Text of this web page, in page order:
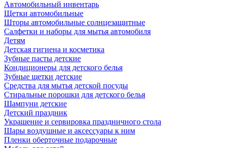
Автомобильный инвентарь
Щетки автомобильные
Шторы автомобильные солнцезащитные
Салфетки и наборы для мытья автомобиля
Детям
Детская гигиена и косметика
Зубные пасты детские
Кондиционеры для детского белья
Зубные щетки детские
Средства для мытья детской посуды
Стиральные порошки для детского белья
Шампуни детские
Детский праздник
Украшение и сервировка праздничного стола
Шары воздушные и аксессуары к ним
Пленки оберточные подарочные